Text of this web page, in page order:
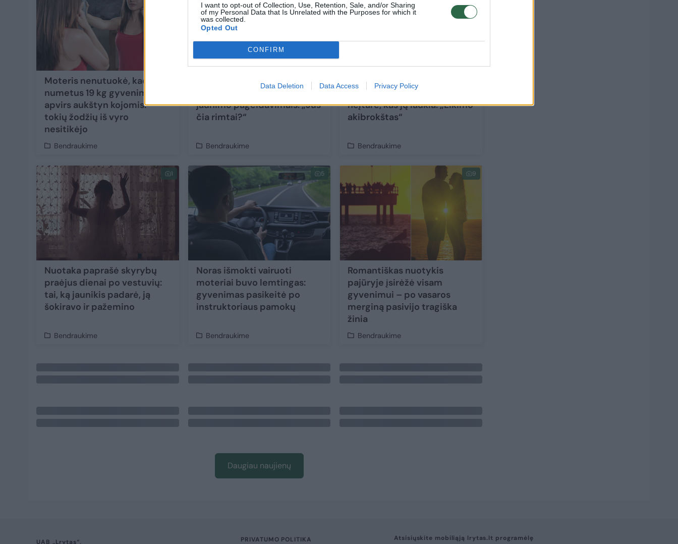
I want to opt-out of Collection, Use, Retention, Sale, and/or Sharing
of my Personal Data that Is Unrelated with the Purposes for which it
was collected.
Opted Out
CONFIRM
Data Deletion Data Access Privacy Policy
Moteris nenutuokė, kad
numetus 19 kg gyvenimas
apvirs aukštyn kojomis:
tokių žodžių iš vyro
nesitikėjo
Bendraukime
20 metų stažą turintis
darbininkas negali patikėti
jaunimo pageidavimais: „Jūs
čia rimtai?“
Bendraukime
Į bažnyčią pora nuėjo
smalsumo vedina – net
neįtarė, kas jų laukia: „Likimo
akibrokštas“
Bendraukime
1
Nuotaka paprašė skyrybų
praėjus dienai po vestuvių:
tai, ką jaunikis padarė, ją
šokiravo ir pažemino
Bendraukime
5
Noras išmokti vairuoti
moteriai buvo lemtingas:
gyvenimas pasikeitė po
instruktoriaus pamokų
Bendraukime
9
Romantiškas nuotykis
pajūryje įsirėžė visam
gyvenimui – po vasaros
merginą pasivijo tragiška
žinia
Bendraukime
Daugiau naujienų
UAB „Lrytas“, PRIVATUMO POLITIKA Atsisiųskite mobiliąją lrytas.lt programėlę